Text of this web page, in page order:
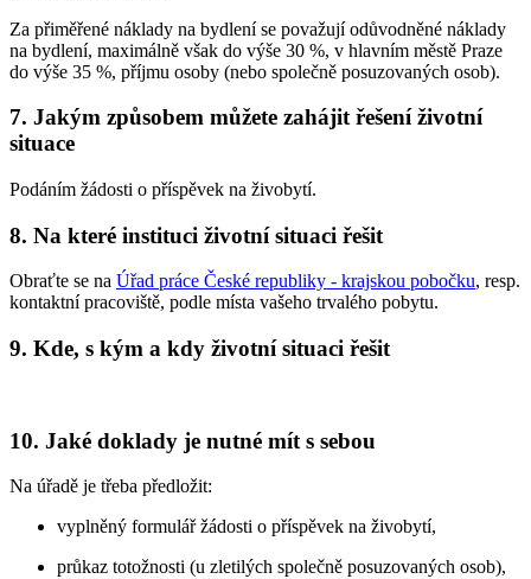
Za přiměřené náklady na bydlení se považují odůvodněné náklady
na bydlení, maximálně však do výše 30 %, v hlavním městě Praze
do výše 35 %, příjmu osoby (nebo společně posuzovaných osob).
7. Jakým způsobem můžete zahájit řešení životní
situace
Podáním žádosti o příspěvek na živobytí.
8. Na které instituci životní situaci řešit
Obraťte se na Úřad práce České republiky - krajskou pobočku, resp.
kontaktní pracoviště, podle místa vašeho trvalého pobytu.
9. Kde, s kým a kdy životní situaci řešit
10. Jaké doklady je nutné mít s sebou
Na úřadě je třeba předložit:
vyplněný formulář žádosti o příspěvek na živobytí,
průkaz totožnosti (u zletilých společně posuzovaných osob),